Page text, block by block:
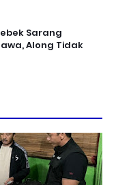
Sarang
Along Tidak